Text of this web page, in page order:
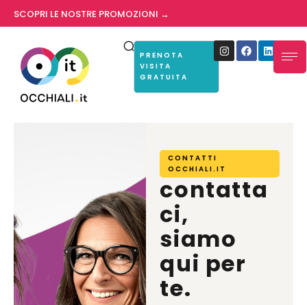
SCOPRI LE NOSTRE PROMOZIONI →
PRENOTA
VISITA
GRATUITA
CONTATTI
OCCHIALI.IT
contatta
ci,
siamo
qui per
te.